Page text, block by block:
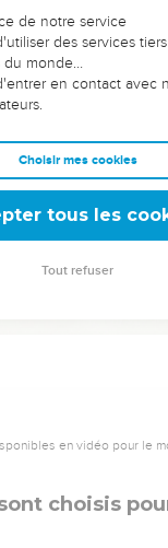
Dieu, vous ne
combattu
avis. Et ayant
ils leur
relâchèrent.
de devant le
de subir des
le temple et dans
en vidéo pour le
choisis
de notre service
des services
du monde…
en contact avec
Choisir mes cookies
tous les
Tout refuser